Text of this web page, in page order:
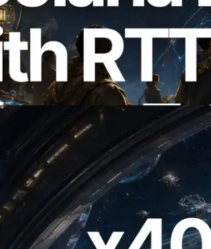
Leader Slot API अब 7
ping मापता है — Validators
भी लॉन्च